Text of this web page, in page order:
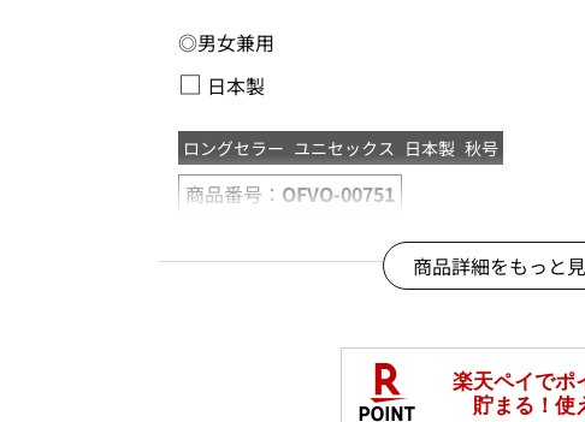
◎男女兼用
□ 日本製
ロングセラー ユニセックス 日本製 秋号
商品番号： OFVO-00751
商品詳細をもっと